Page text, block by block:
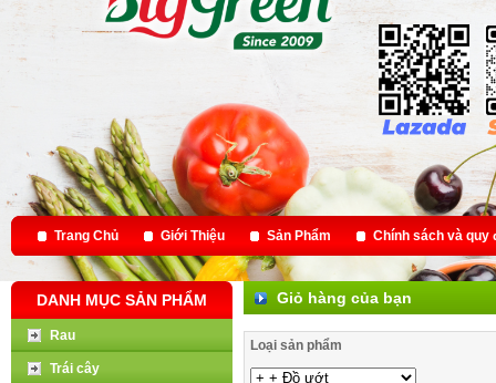
Trang Chủ Giới Thiệu Sản Phẩm Chính sách và quy
DANH MỤC SẢN PHẨM
Rau
Trái cây
Giỏ hàng của bạn
Loại sản phẩm